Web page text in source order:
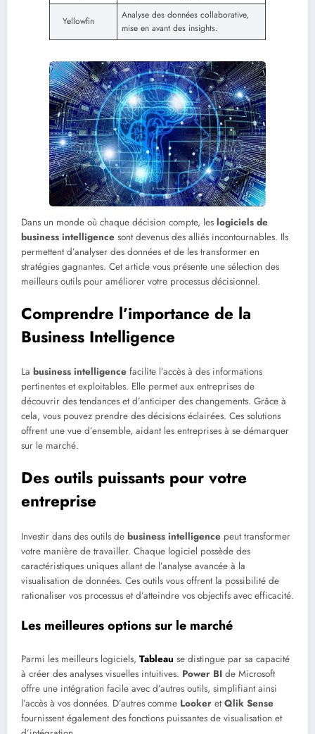
Yellowfin
Analyse des données collaborative,
mise en avant des insights.
Dans un monde où chaque décision compte, les logiciels de
business intelligence sont devenus des alliés incontournables. Ils
permettent d’analyser des données et de les transformer en
stratégies gagnantes. Cet article vous présente une sélection des
meilleurs outils pour améliorer votre processus décisionnel.
Comprendre l’importance de la
Business Intelligence
La business intelligence facilite l’accès à des informations
pertinentes et exploitables. Elle permet aux entreprises de
découvrir des tendances et d’anticiper des changements. Grâce à
cela, vous pouvez prendre des décisions éclairées. Ces solutions
offrent une vue d’ensemble, aidant les entreprises à se démarquer
sur le marché.
Des outils puissants pour votre
entreprise
Investir dans des outils de business intelligence peut transformer
votre manière de travailler. Chaque logiciel possède des
caractéristiques uniques allant de l’analyse avancée à la
visualisation de données. Ces outils vous offrent la possibilité de
rationaliser vos processus et d’atteindre vos objectifs avec efficacité.
Les meilleures options sur le marché
Parmi les meilleurs logiciels, Tableau se distingue par sa capacité
à créer des analyses visuelles intuitives. Power BI de Microsoft
offre une intégration facile avec d’autres outils, simplifiant ainsi
l’accès à vos données. D’autres comme Looker etQlik Sense
fournissent également des fonctions puissantes de visualisation et